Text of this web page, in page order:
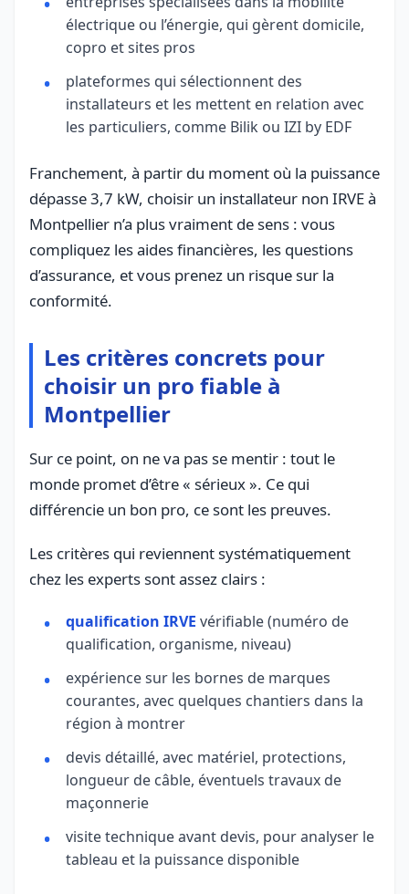
électrique ou l’énergie, qui gèrent domicile,
copro et sites pros
plateformes qui sélectionnent des
installateurs et les mettent en relation avec
les particuliers, comme Bilik ou IZI by EDF
Franchement, à partir du moment où la puissance
dépasse 3,7 kW, choisir un installateur non IRVE à
Montpellier n’a plus vraiment de sens : vous
compliquez les aides financières, les questions
d’assurance, et vous prenez un risque sur la
conformité.
Les critères concrets pour
choisir un pro fiable à
Montpellier
Sur ce point, on ne va pas se mentir : tout le
monde promet d’être « sérieux ». Ce qui
différencie un bon pro, ce sont les preuves.
Les critères qui reviennent systématiquement
chez les experts sont assez clairs :
qualification IRVE vérifiable (numéro de
qualification, organisme, niveau)
expérience sur les bornes de marques
courantes, avec quelques chantiers dans la
région à montrer
devis détaillé, avec matériel, protections,
longueur de câble, éventuels travaux de
maçonnerie
visite technique avant devis, pour analyser le
tableau et la puissance disponible